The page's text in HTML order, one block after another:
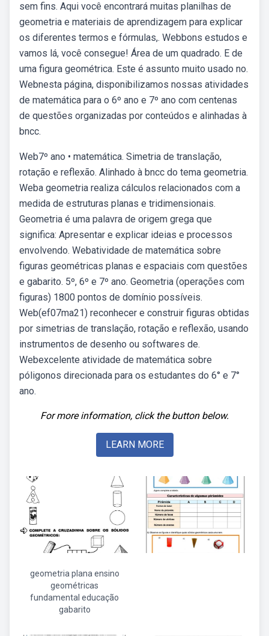
sem fins. Aqui você encontrará muitas planilhas de
geometria e materiais de aprendizagem para explicar
os diferentes termos e fórmulas,. Webbons estudos e
vamos lá, você consegue! Área de um quadrado. E de
uma figura geométrica. Este é assunto muito usado no.
Webnesta página, disponibilizamos nossas atividades
de matemática para o 6º ano e 7º ano com centenas
de questões organizadas por conteúdos e alinhadas à
bncc.
Web7º ano • matemática. Simetria de translação,
rotação e reflexão. Alinhado à bncc do tema geometria.
Weba geometria realiza cálculos relacionados com a
medida de estruturas planas e tridimensionais.
Geometria é uma palavra de origem grega que
significa: Apresentar e explicar ideias e processos
envolvendo. Webatividade de matemática sobre
figuras geométricas planas e espaciais com questões
e gabarito. 5º, 6º e 7º ano. Geometria (operações com
figuras) 1800 pontos de domínio possíveis.
Web(ef07ma21) reconhecer e construir figuras obtidas
por simetrias de translação, rotação e reflexão, usando
instrumentos de desenho ou softwares de.
Webexcelente atividade de matemática sobre
póligonos direcionada para os estudantes do 6° e 7°
ano.
For more information, click the button below.
LEARN MORE
geometria plana ensino
geométricas
fundamental educação
gabarito